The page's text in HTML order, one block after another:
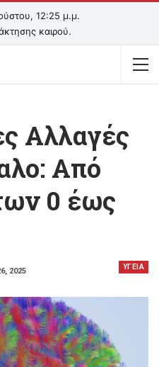
12:25 μ.μ.
καιρού.
Αλλαγές
Από
0 έως
ΥΓΕΙΑ
2025